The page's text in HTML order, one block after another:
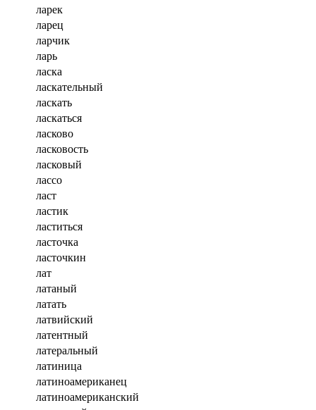
ларек
ларец
ларчик
ларь
ласка
ласкательный
ласкать
ласкаться
ласково
ласковость
ласковый
лассо
ласт
ластик
ластиться
ласточка
ласточкин
лат
латаный
латать
латвийский
латентный
латеральный
латиница
латиноамериканец
латиноамериканский